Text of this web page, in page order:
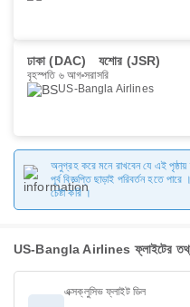
ঢাকা (DAC) যশোর (JSR)
বৃহস্পতি ৬ আগ সরাসরি
US-Bangla Airlines
অনুগ্রহ করে মনে রাখবেন যে এই
পূর্ব বিজ্ঞপ্তি ছাড়াই পরিবর্তন হতে
চেষ্টা করি ।
US-Bangla Airlines ফ্লাইটের
এক্সক্লুসিভ ফ্লাইট ডিল